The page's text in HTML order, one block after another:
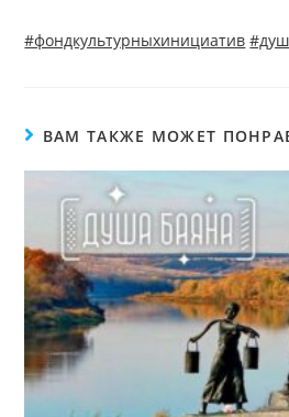
#фондкультурныхинициатив
ВАМ ТАКЖЕ МОЖЕТ